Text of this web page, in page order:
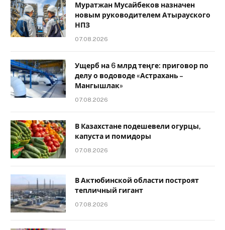
Муратжан Мусайбеков назначен
новым руководителем Атырауского
НПЗ
07.08.2026
Ущерб на 6 млрд теңге: приговор по
делу о водоводе «Астрахань –
Мангышлак»
07.08.2026
В Казахстане подешевели огурцы,
капуста и помидоры
07.08.2026
В Актюбинской области построят
тепличный гигант
07.08.2026